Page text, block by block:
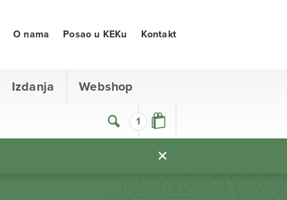
1
Izdanja Webshop
O nama Posao u KEKu Kontakt